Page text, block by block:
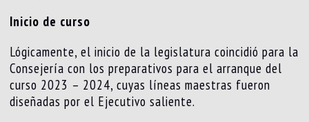
Inicio de curso
Lógicamente, el inicio de la legislatura coincidió para la
Consejería con los preparativos para el arranque del
curso 2023 – 2024, cuyas líneas maestras fueron
diseñadas por el Ejecutivo saliente.